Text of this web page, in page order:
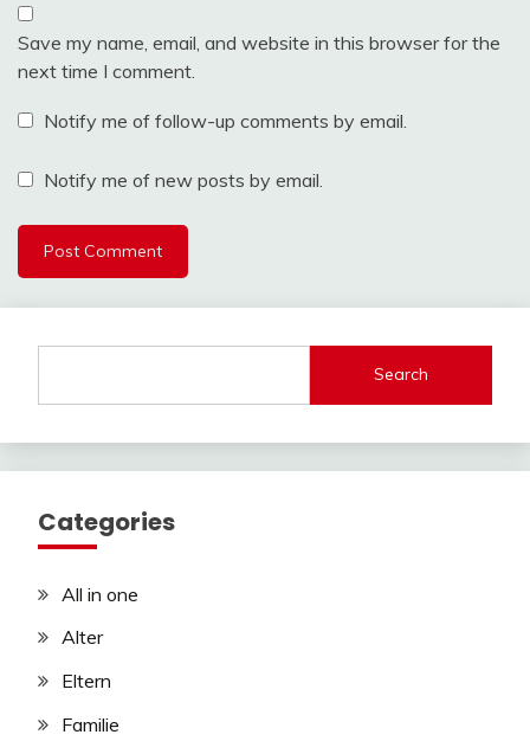
Save my name, email, and website in this browser for the
next time I comment.
Notify me of follow-up comments by email.
Notify me of new posts by email.
Search
Categories
All in one
Alter
Eltern
Familie